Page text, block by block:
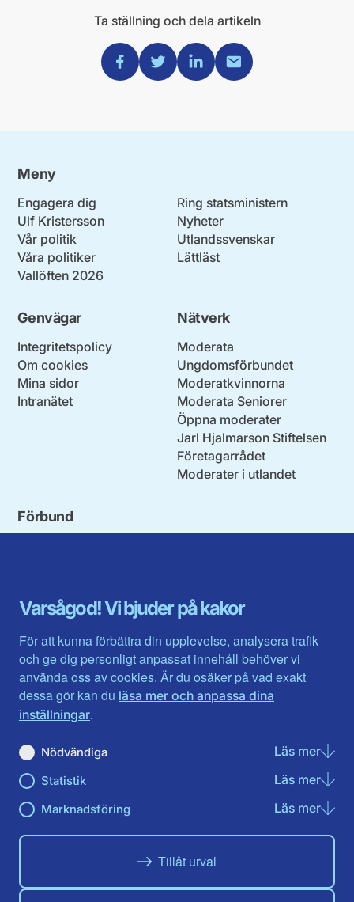
Varsågod! Vi bjuder på kakor
För att kunna förbättra din upplevelse, analysera trafik
och ge dig personligt anpassat innehåll behöver vi
använda oss av cookies. Är du osäker på vad exakt
dessa gör kan du läsa mer och anpassa dina
inställningar.
Nödvändiga Läs merom
Statistik Läs merom
Marknadsföring Läs merom
Tillåt urval
Ta ställning och dela artikeln
Dela via Facebook
Dela via Twitter
Dela via Linkedin
Dela via Mail
Meny
Engagera dig
Ulf Kristersson
Vår politik
Våra politiker
Vallöften 2026
Ring statsministern
Nyheter
Utlandssvenskar
Lättläst
Genvägar
Integritetspolicy
Om cookies
Mina sidor
Intranätet
Nätverk
Moderata
Ungdomsförbundet
Moderatkvinnorna
Moderata Seniorer
Öppna moderater
Jarl Hjalmarson Stiftelsen
Företagarrådet
Moderater i utlandet
Förbund
Gävleborg
Halland
Jämtlands län
Jönköpings län
Kalmar län
Kronobergs län
Norrbotten
Skåne län
Värmlands län
Västerbotten
Västra Götaland
Västernorrland
Västmanland
Örebro län
Du hittar oss här på sociala medier
Facebook
X Instagram